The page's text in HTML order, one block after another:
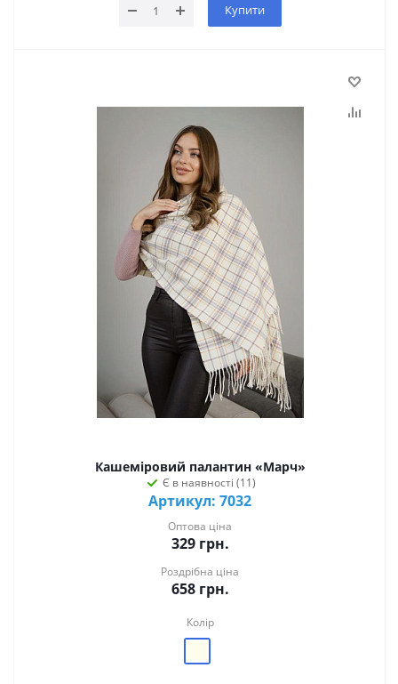
Купити
Кашеміровий палантин «Марч»
Є в наявності (11)
Артикул: 7032
Оптова ціна
329грн.
Роздрібна ціна
658грн.
Колір